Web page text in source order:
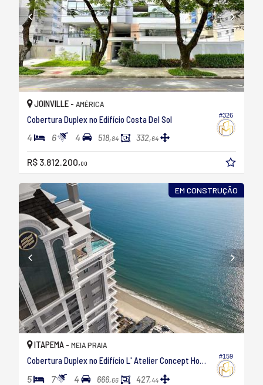
#326
JOINVILLE - AMÉRICA
Cobertura Duplex no Edifício Costa Del Sol
4 6 4 518,84 332,64
R$ 3.812.200,00
EM CONSTRUÇÃO
#159
ITAPEMA - MEIA PRAIA
Cobertura Duplex no Edifício L' Atelier Concept Homes
5 7 4 666,66 427,44